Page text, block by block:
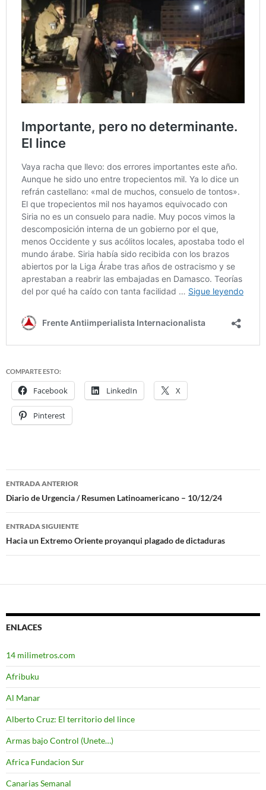
COMPARTE ESTO:
Facebook LinkedIn X
Pinterest
Navegación
de
entradas
ENTRADA ANTERIOR
Diario de Urgencia / Resumen Latinoamericano – 10/12/24
ENTRADA SIGUIENTE
Hacia un Extremo Oriente proyanqui plagado de dictaduras
ENLACES
14 milimetros.com
Afribuku
Al Manar
Alberto Cruz: El territorio del lince
Armas bajo Control (Unete…)
Africa Fundacion Sur
Canarias Semanal